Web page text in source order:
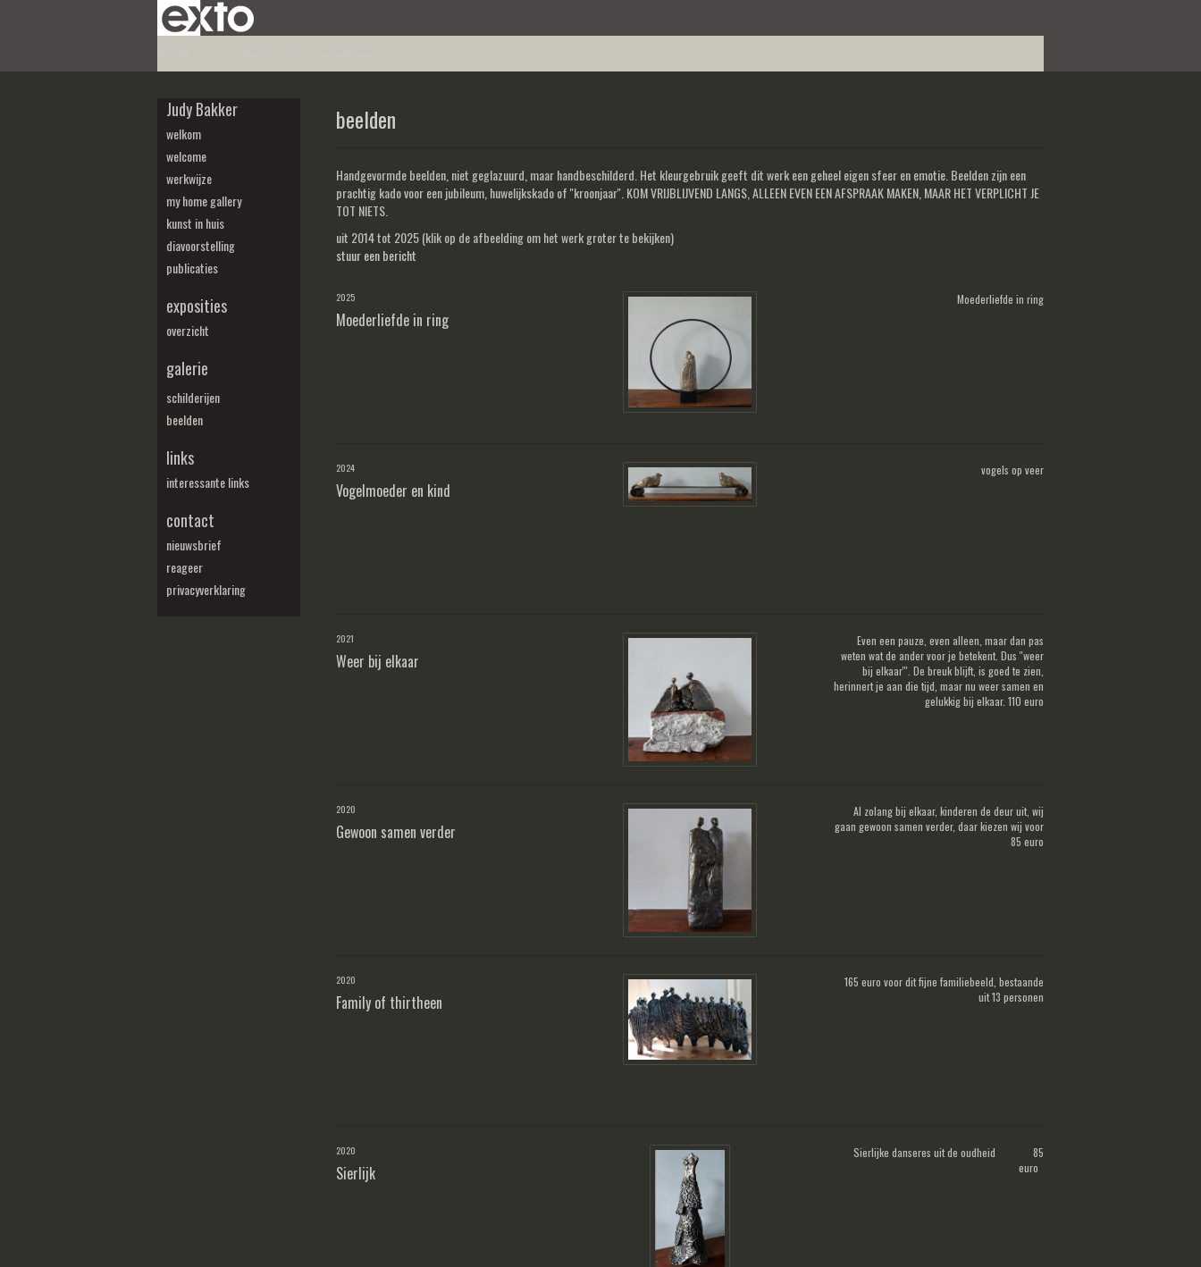
beelden
Handgevormde beelden, niet geglazuurd, maar handbeschilderd. Het kleurgebruik geeft dit werk een geheel eigen sfeer en emotie. Beelden zijn een
prachtig kado voor een jubileum, huwelijkskado of ''kroonjaar''. KOM VRIJBLIJVEND LANGS, ALLEEN EVEN EEN AFSPRAAK MAKEN, MAAR HET VERPLICHT JE
TOT NIETS.
uit 2014 tot 2025(klik op de afbeelding om het werk groter te bekijken)
stuur een bericht
Moederliefde in ring
2025 Moederliefde in ring
Vogelmoeder en kind
2024 vogels op veer
Weer bij elkaar
2021
Even een pauze, even alleen, maar dan pas
weten wat de ander voor je betekent. Dus ''weer
bij elkaar'''. De breuk blijft, is goed te zien,
herinnert je aan die tijd, maar nu weer samen en
gelukkig bij elkaar. 110 euro
Gewoon samen verder
2020
Al zolang bij elkaar, kinderen de deur uit, wij
gaan gewoon samen verder, daar kiezen wij voor
85 euro
Family of thirtheen
2020
165 euro voor dit fijne familiebeeld, bestaande
uit 13 personen
Sierlijk
2020
Sierlijke danseres uit de oudheid 85
euro
Judy Bakker
welkom
welcome
werkwijze
my home gallery
kunst in huis
diavoorstelling
publicaties
exposities
overzicht
galerie
schilderijen
beelden
links
interessante links
contact
nieuwsbrief
reageer
privacyverklaring